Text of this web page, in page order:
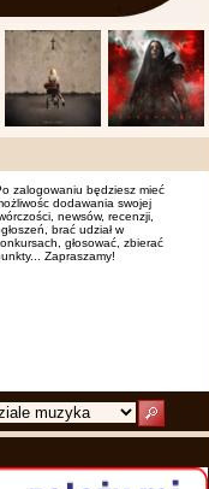
zalogowaniu będziesz mieć
dodawania swojej
newsów, recenzji,
brać udział w
głosować, zbierać
Zapraszamy!